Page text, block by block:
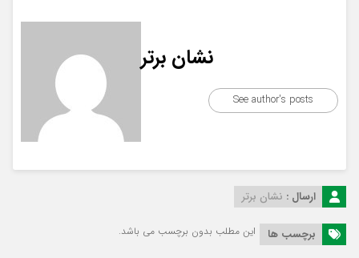
نشان برتر
See author's posts
ارسال : نشان برتر
برچسب ها این مطلب بدون برچسب می باشد.